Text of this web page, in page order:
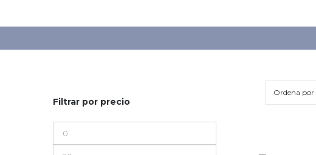
Ordena por
Filtrar por precio
mínimo